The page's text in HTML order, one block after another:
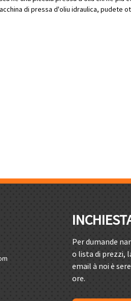
di pressa d'oliu idraulica, pudete
Per dumande
o lista di prezzi,
email à noi è
ore.